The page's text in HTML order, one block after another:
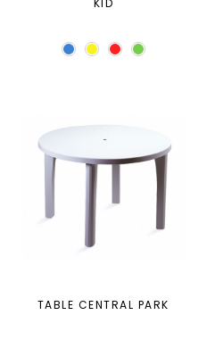
TABLE CENTRAL PARK